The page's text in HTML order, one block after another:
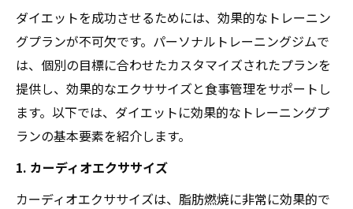
ダイエットを成功させるためには、効果的なトレーニン
グプランが不可欠です。パーソナルトレーニングジムで
は、個別の目標に合わせたカスタマイズされたプランを
提供し、効果的なエクササイズと食事管理をサポートし
ます。以下では、ダイエットに効果的なトレーニングプ
ランの基本要素を紹介します。
1. カーディオエクササイズ
カーディオエクササイズは、脂肪燃焼に非常に効果的で